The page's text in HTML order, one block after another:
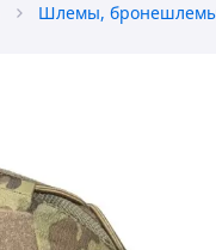
Шлемы, бронешлемы